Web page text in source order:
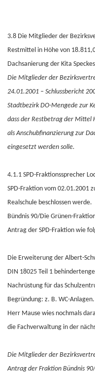
3.8 Die Mitglieder der
Restmittel in Höhe von
Dachsanierung der Kita
Die Mitglieder der
24.01.2001 – Schlussbericht
Stadtbezirk DO-Mengede zur
dass der Restbetrag der Mittel
als Anschubfinanzierung zur
eingesetzt werden solle.
4.1.1 SPD-Fraktionssprecher
SPD-Fraktion vom 02.01.2001
Realschule beschlossen werde.
Bündnis 90/Die Grünen-
Antrag der SPD-Fraktion wie
Die Erweiterung der Albert-
DIN 18025 Teil 1
Nachrüstung für das
Begründung: z. B. WC-Anlagen.
Herr Mause wies nochmals
die Fachverwaltung in der
Die Mitglieder der
Antrag der Fraktion Bündnis